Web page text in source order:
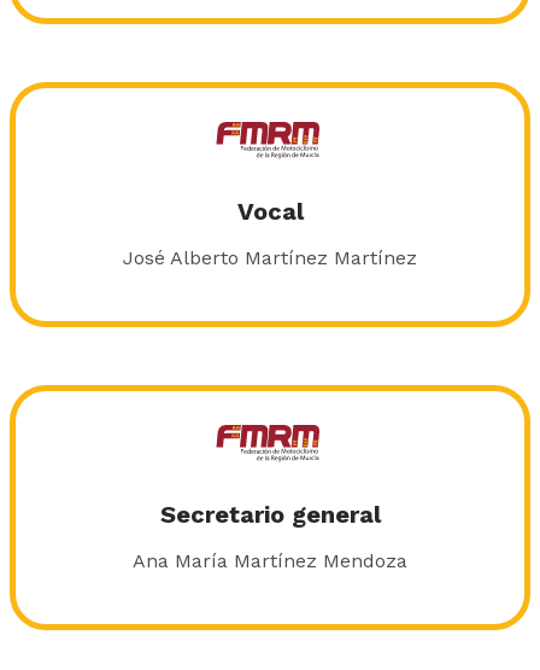
Vocal
José Alberto Martínez Martínez
Secretario general
Ana María Martínez Mendoza